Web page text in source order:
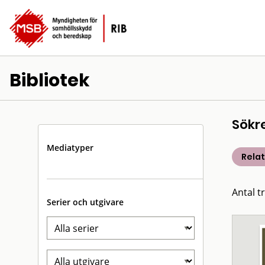
Bibliotek
Mediatyper
Serier och utgivare
Antal